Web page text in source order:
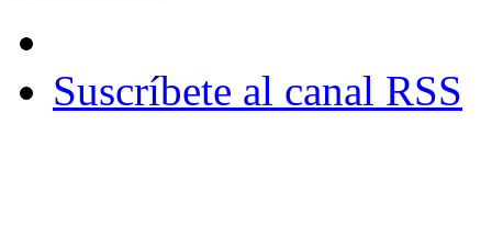
Suscríbete al canal RSS